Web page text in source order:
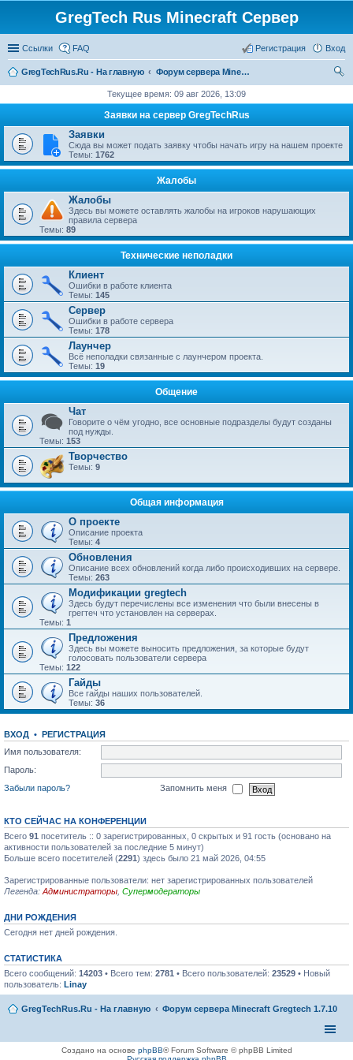
GregTech Rus Minecraft Сервер
Ссылки FAQ Вход
Регистрация
GregTechRus.Ru - На главную
Форум сервера Minecraft Gregtech 1.7.10
Текущее время: 09 авг 2026, 13:09
Заявки на сервер GregTechRus
Заявки
Сюда вы может подать заявку чтобы начать игру на нашем проекте
Темы: 1762
Жалобы
Жалобы
Здесь вы можете оставлять жалобы на игроков нарушающих
правила сервера
Темы: 89
Технические неполадки
Клиент
Ошибки в работе клиента
Темы: 145
Сервер
Ошибки в работе сервера
Темы: 178
Лаунчер
Всё неполадки связанные с лаунчером проекта.
Темы: 19
Общение
Чат
Говорите о чём угодно, все основные подразделы будут созданы
под нужды.
Темы: 153
Творчество
Темы: 9
Общая информация
О проекте
Описание проекта
Темы: 4
Обновления
Описание всех обновлений когда либо происходивших на сервере.
Темы: 263
Модификации gregtech
Здесь будут перечислены все изменения что были внесены в
грегтеч что установлен на серверах.
Темы: 1
Предложения
Здесь вы можете выносить предложения, за которые будут
голосовать пользователи сервера
Темы: 122
Гайды
Все гайды наших пользователей.
Темы: 36
ВХОД • РЕГИСТРАЦИЯ
Имя пользователя:
Пароль:
Забыли пароль?
Запомнить меня
КТО СЕЙЧАС НА КОНФЕРЕНЦИИ
Всего 91 посетитель :: 0 зарегистрированных, 0 скрытых и 91 гость (основано на
активности пользователей за последние 5 минут)
Больше всего посетителей (2291) здесь было 21 май 2026, 04:55
Зарегистрированные пользователи: нет зарегистрированных пользователей
Легенда: Администраторы Супермодераторы
ДНИ РОЖДЕНИЯ
Сегодня нет дней рождения.
СТАТИСТИКА
Всего сообщений: 14203 • Всего тем: 2781 • Всего пользователей: 23529 • Новый
пользователь: Linay
GregTechRus.Ru - На главную Форум сервера Minecraft Gregtech 1.7.10
Создано на основе phpBB® Forum Software © phpBB Limited